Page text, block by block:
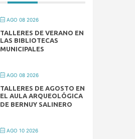
AGO 08 2026
TALLERES DE VERANO EN
LAS BIBLIOTECAS
MUNICIPALES
AGO 08 2026
TALLERES DE AGOSTO EN
EL AULA ARQUEOLÓGICA
DE BERNUY SALINERO
AGO 10 2026